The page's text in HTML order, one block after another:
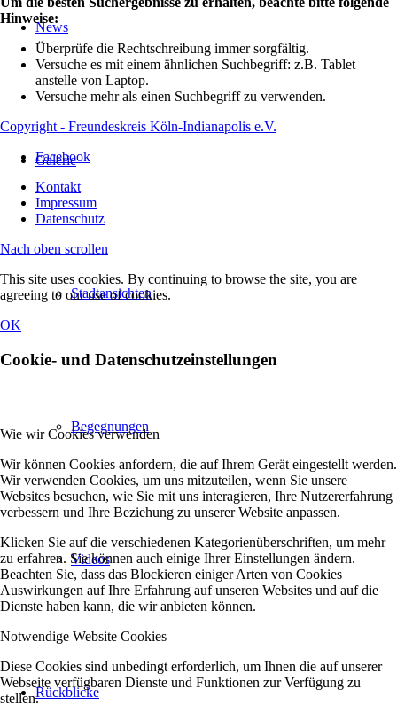
News
Galerie
Stadtansichten
Begegnungen
Videos
Rückblicke
Hinweise:
Überprüfe die Rechtschreibung immer sorgfältig.
Versuche es mit einem ähnlichen Suchbegriff: z.B. Tablet
anstelle von Laptop.
Versuche mehr als einen Suchbegriff zu verwenden.
Copyright - Freundeskreis Köln-Indianapolis e.V.
Facebook
Kontakt
Impressum
Datenschutz
Nach oben scrollen
This site uses cookies. By continuing to browse the site, you are
agreeing to our use of cookies.
OK
Cookie- und Datenschutzeinstellungen
Wie wir Cookies verwenden
Wir können Cookies anfordern, die auf Ihrem Gerät eingestellt werden.
Wir verwenden Cookies, um uns mitzuteilen, wenn Sie unsere
Websites besuchen, wie Sie mit uns interagieren, Ihre Nutzererfahrung
verbessern und Ihre Beziehung zu unserer Website anpassen.
Klicken Sie auf die verschiedenen Kategorienüberschriften, um mehr
zu erfahren. Sie können auch einige Ihrer Einstellungen ändern.
Beachten Sie, dass das Blockieren einiger Arten von Cookies
Auswirkungen auf Ihre Erfahrung auf unseren Websites und auf die
Dienste haben kann, die wir anbieten können.
Notwendige Website Cookies
Diese Cookies sind unbedingt erforderlich, um Ihnen die auf unserer
Webseite verfügbaren Dienste und Funktionen zur Verfügung zu
stellen.